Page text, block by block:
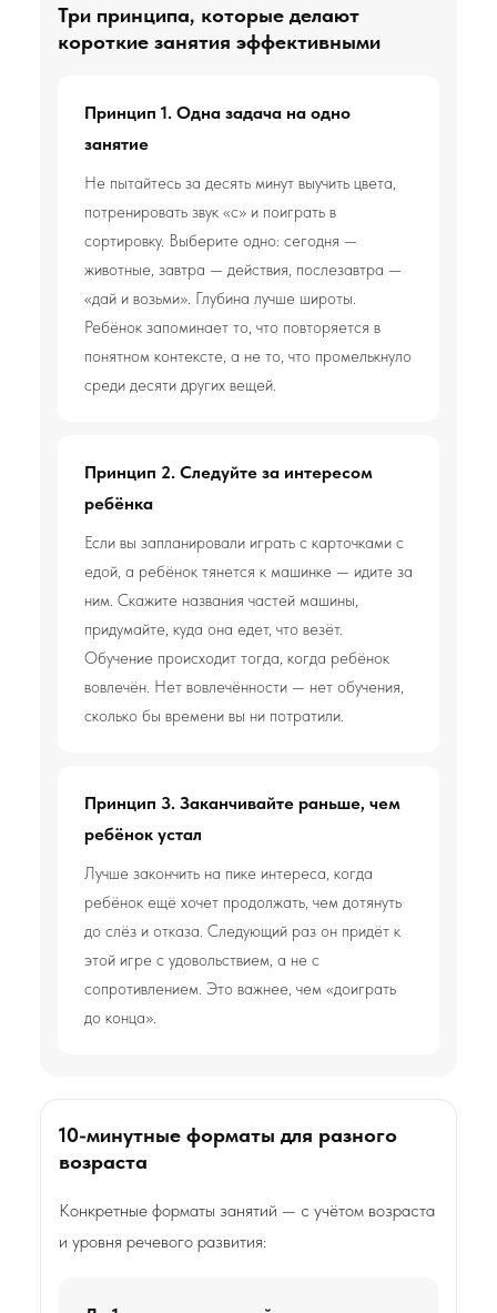
Три принципа, которые делают
короткие занятия эффективными
Принцип 1. Одна задача на одно
занятие
Не пытайтесь за десять минут выучить цвета,
потренировать звук «с» и поиграть в
сортировку. Выберите одно: сегодня —
животные, завтра — действия, послезавтра —
«дай и возьми». Глубина лучше широты.
Ребёнок запоминает то, что повторяется в
понятном контексте, а не то, что промелькнуло
среди десяти других вещей.
Принцип 2. Следуйте за интересом
ребёнка
Если вы запланировали играть с карточками с
едой, а ребёнок тянется к машинке — идите за
ним. Скажите названия частей машины,
придумайте, куда она едет, что везёт.
Обучение происходит тогда, когда ребёнок
вовлечён. Нет вовлечённости — нет обучения,
сколько бы времени вы ни потратили.
Принцип 3. Заканчивайте раньше, чем
ребёнок устал
Лучше закончить на пике интереса, когда
ребёнок ещё хочет продолжать, чем дотянуть
до слёз и отказа. Следующий раз он придёт к
этой игре с удовольствием, а не с
сопротивлением. Это важнее, чем «доиграть
до конца».
10-минутные форматы для разного
возраста
Конкретные форматы занятий — с учётом возраста
и уровня речевого развития: